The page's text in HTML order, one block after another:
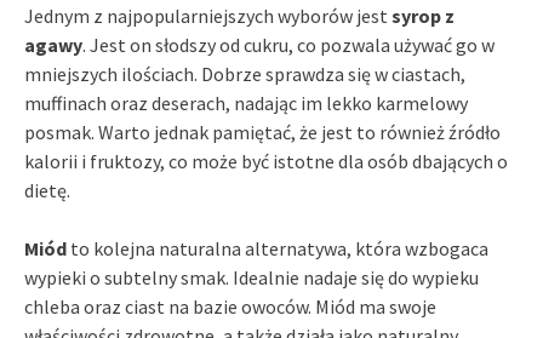
Jednym z najpopularniejszych wyborów jest syrop z
agawy. Jest on słodszy od cukru, co pozwala używać go w
mniejszych ilościach. Dobrze sprawdza się w ciastach,
muffinach oraz deserach, nadając im lekko karmelowy
posmak. Warto jednak pamiętać, że jest to również źródło
kalorii i fruktozy, co może być istotne dla osób dbających o
dietę.
Miód to kolejna naturalna alternatywa, która wzbogaca
wypieki o subtelny smak. Idealnie nadaje się do wypieku
chleba oraz ciast na bazie owoców. Miód ma swoje